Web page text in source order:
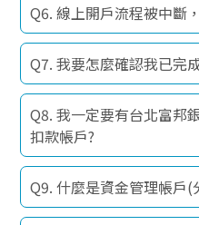
Q6. 線上開戶流程被中斷
Q7. 我要怎麼確認我已完
Q8. 我一定要有台北富邦
扣款帳戶?
Q9. 什麼是資金管理帳戶(